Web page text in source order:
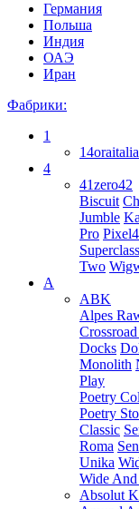
Германия
Польша
Индия
ОАЭ
Иран
Фабрики:
1
4
41zero42
Biscuit
Jumble
Pro
Two
A
ABK
Alpes
Docks
Monolith
Play
Poetry
Poetry
Classic
Roma
Unika
Wide
Absolut